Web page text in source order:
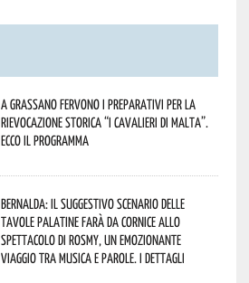
A Grassano fervono i preparativi per la
Rievocazione Storica “I CAVALIERI DI MALTA”.
Ecco il programma
Bernalda: il suggestivo scenario delle
Tavole Palatine farà da cornice allo
spettacolo di Rosmy, un emozionante
viaggio tra musica e parole. I dettagli